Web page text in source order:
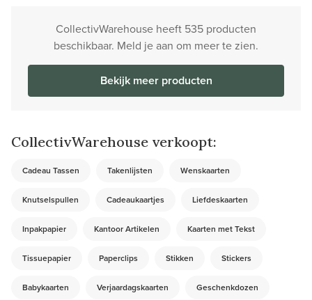
CollectivWarehouse heeft 535 producten
beschikbaar. Meld je aan om meer te zien.
Bekijk meer producten
CollectivWarehouse verkoopt:
Cadeau Tassen Takenlijsten Wenskaarten
Knutselspullen Cadeaukaartjes Liefdeskaarten
Inpakpapier Kantoor Artikelen Kaarten met Tekst
Tissuepapier Paperclips Stikken Stickers
Babykaarten Verjaardagskaarten Geschenkdozen